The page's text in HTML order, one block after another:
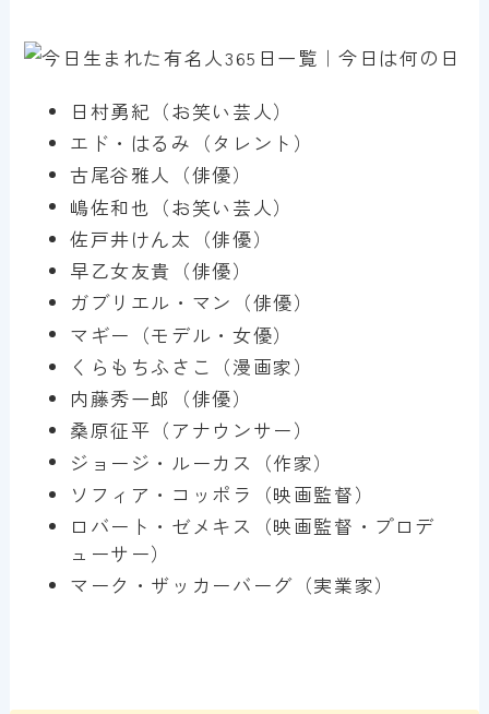
日村勇紀（お笑い芸人）
エド・はるみ（タレント）
古尾谷雅人（俳優）
嶋佐和也（お笑い芸人）
佐戸井けん太（俳優）
早乙女友貴（俳優）
ガブリエル・マン（俳優）
マギー（モデル・女優）
くらもちふさこ（漫画家）
内藤秀一郎（俳優）
桑原征平（アナウンサー）
ジョージ・ルーカス（作家）
ソフィア・コッポラ（映画監督）
ロバート・ゼメキス（映画監督・プロデ
ューサー）
マーク・ザッカーバーグ（実業家）